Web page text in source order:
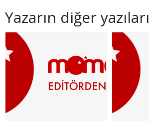
Yazarın diğer yazıları